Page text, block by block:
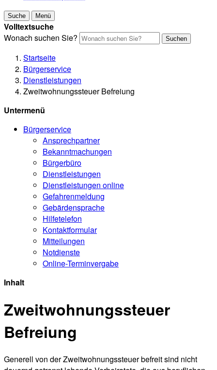
Suche Menü
Wonach suchen Sie?
Startseite
Bürgerservice
Zweitwohnungssteuer Befreiung
Untermenü
Bürgerservice
Ansprechpartner
Bekanntmachungen
Bürgerbüro
Dienstleistungen
Dienstleistungen online
Gefahrenmeldung
Gebärdensprache
Hilfetelefon
Kontaktformular
Mitteilungen
Inhalt
Zweitwohnungssteuer
Befreiung